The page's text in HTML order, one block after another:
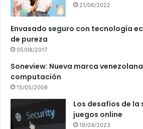
21/06/2022
Envasado seguro con tecnología
de pureza
05/08/2017
Soneview: Nueva marca
computación
15/05/2009
Los desafíos de la
juegos online
19/04/2023